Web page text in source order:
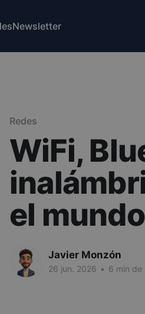
Newsletter
Redes
WiFi,
el
Javier Monzón
26 jun. 2026 • 6 min de